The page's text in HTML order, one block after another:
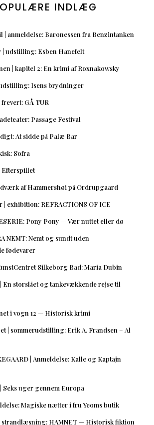
INDLÆG
| anmeldelse: Baronessen fra Benzintanken
udstilling: Esben Hanefelt
| kapitel 2: En krimi af Roxnakowsky
udstilling: Isens brydninger
GÅ TUR
Passage Festival
At sidde på Palæ Bar
Sofra
Efterspillet
af Hammershøi på Ordrupgaard
| exhibition: REFRACTIONS OF ICE
Pony Pony — Vær nuttet eller dø
NEMT: Nemt og sundt uden
fødevarer
Silkeborg Bad: Maria Dubin
En storslået og tankevækkende rejse til
i vogn 12 — Historisk krimi
| sommerudstilling: Erik A. Frandsen – Al
| Anmeldelse: Kalle og Kaptajn
Seks uger gennem Europa
Magiske nætter i fru Yeoms butik
strandlæsning: HAMNET — Historisk fiktion